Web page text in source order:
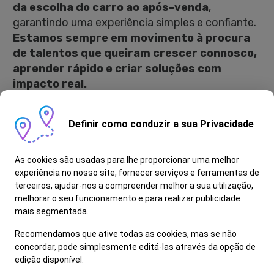
da escolha do carro ao após-venda,
garantindo uma experiência simples e confiante.
Estamos sempre em movimento à procura
de talentos que queiram crescer connosco,
aprender rápido e criar soluções com
impacto real.
Como é Ser Caixeiro de Peças?
- Coordena os pedidos e prepara as encomendas
de peças, para os clientes e para a oficina
- Confere e verifica as encomendas dos
fornecedores
- Efetua pedidos de encomenda para reposição
existentes
- Participa na realização de inventários ao
Definir como conduzir a sua Privacidade
As cookies são usadas para lhe proporcionar uma melhor
experiência no nosso site, fornecer serviços e ferramentas de
terceiros, ajudar-nos a compreender melhor a sua utilização,
melhorar o seu funcionamento e para realizar publicidade
mais segmentada.
Recomendamos que ative todas as cookies, mas se não
concordar, pode simplesmente editá-las através da opção de
edição disponível.